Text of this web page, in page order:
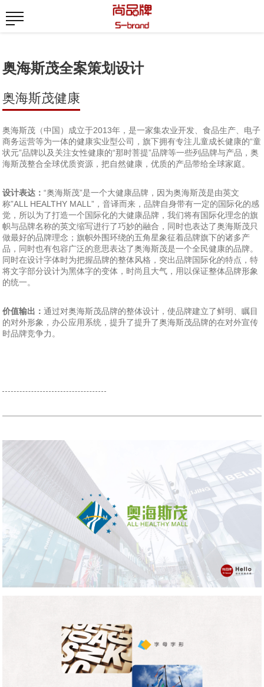
奥海斯茂全案策划设计
奥海斯茂健康
奥海斯茂（中国）成立于2013年，是一家集农业开发、食品生产、电子
商务运营等为一体的健康实业型公司，旗下拥有专注儿童成长健康的“童
状元”品牌以及关注女性健康的“那时菩提”品牌等一些列品牌与产品，奥
海斯茂整合全球优质资源，把自然健康，优质的产品带给全球家庭。
设计表达： “奥海斯茂”是一个大健康品牌，因为奥海斯茂是由英文
称”ALL HEALTHY MALL”，音译而来，品牌自身带有一定的国际化的感
觉，所以为了打造一个国际化的大健康品牌，我们将有国际化理念的旗
帜与品牌名称的英文缩写进行了巧妙的融合，同时也表达了奥海斯茂只
做最好的品牌理念；旗帜外围环绕的五角星象征着品牌旗下的诸多产
品，同时也有包容广泛的意思表达了奥海斯茂是一个全民健康的品牌。
同时在设计字体时为把握品牌的整体风格，突出品牌国际化的特点，特
将文字部分设计为黑体字的变体，时尚且大气，用以保证整体品牌形象
的统一。
价值输出： 通过对奥海斯茂品牌的整体设计，使品牌建立了鲜明、瞩目
的对外形象，办公应用系统，提升了提升了奥海斯茂品牌的在对外宣传
时品牌竞争力。